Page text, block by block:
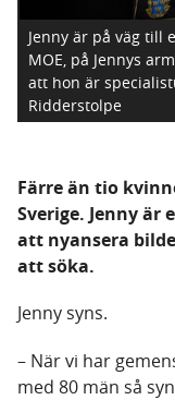
Jenny är på väg till
MOE, på Jennys
att hon är
Ridderstolpe
Färre än tio
Sverige. Jenny är
att nyansera
att söka.
Jenny syns.
– När vi har
med 80 män så